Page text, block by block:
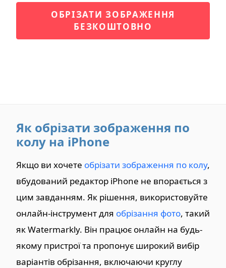
ОБРІЗАТИ ЗОБРАЖЕННЯ
БЕЗКОШТОВНО
Як обрізати зображення по
колу на iPhone
Якщо ви хочете обрізати зображення по колу,
вбудований редактор iPhone не впорається з
цим завданням. Як рішення, використовуйте
онлайн-інструмент для обрізання фото, такий
як Watermarkly. Він працює онлайн на будь-
якому пристрої та пропонує широкий вибір
варіантів обрізання, включаючи круглу